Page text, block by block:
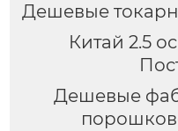
Дешевые
Китай 2.5
Дешевые